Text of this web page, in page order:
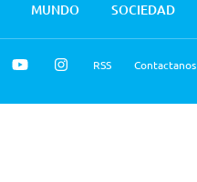
MUNDO SOCIEDAD
RSS Contactanos